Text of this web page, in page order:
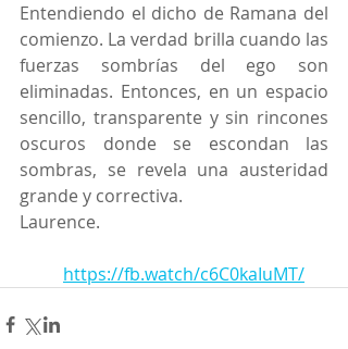
Entendiendo el dicho de Ramana del
comienzo. La verdad brilla cuando las
fuerzas sombrías del ego son
eliminadas. Entonces, en un espacio
sencillo, transparente y sin rincones
oscuros donde se escondan las
sombras, se revela una austeridad
grande y correctiva.
Laurence.
https://fb.watch/c6C0kaIuMT/